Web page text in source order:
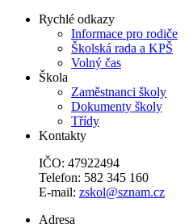
Rychlé odkazy
Informace pro rodiče
Školská rada a KPŠ
Volný čas
Škola
Zaměstnanci školy
Dokumenty školy
Třídy
Kontakty
IČO: 47922494
Telefon: 582 345 160
E-mail: zskol@sznam.cz
Adresa